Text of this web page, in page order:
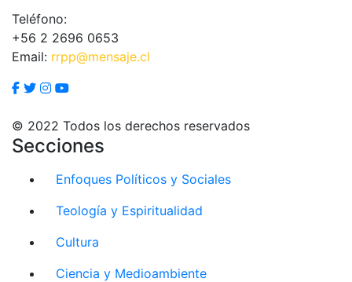
Teléfono:
+56 2 2696 0653
Email: rrpp@mensaje.cl
© 2022 Todos los derechos reservados
Secciones
Enfoques Políticos y Sociales
Teología y Espiritualidad
Cultura
Ciencia y Medioambiente